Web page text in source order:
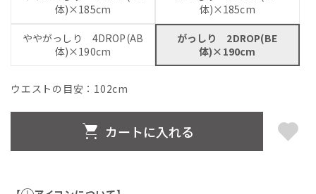
体)×185cm
体)×185cm
ややがっしり 4DROP(AB
体)×190cm
がっしり 2DROP(BE
体)×190cm
ウエストの目安： 102cm
カートに入れる